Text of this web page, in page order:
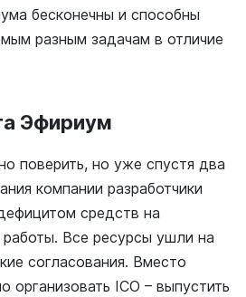
бесконечны и способны
разным задачам в отличие
Эфириум
поверить, но уже спустя два
компании разработчики
средств на
Все ресурсы ушли на
согласования. Вместо
организовать ICO – выпустить